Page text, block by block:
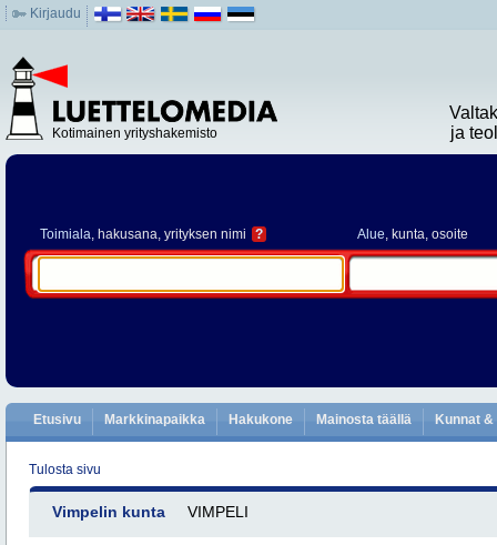
Kirjaudu
Kotimainen yrityshakemisto
ja
Toimiala, hakusana, yrityksen nimi ? Alue, kunta, osoite
Etusivu Markkinapaikka Hakukone Mainosta täällä Kunnat
Tulosta sivu
Vimpelin kunta VIMPELI